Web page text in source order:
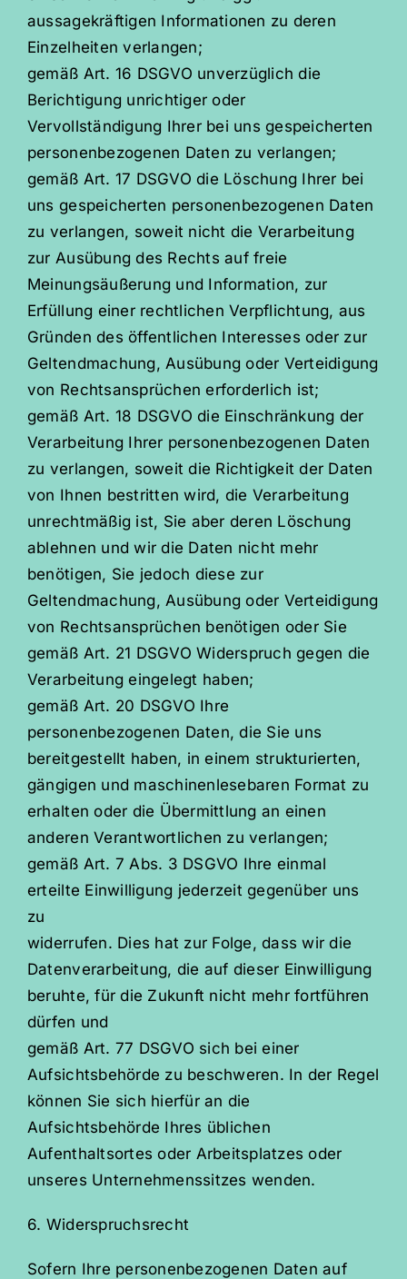
aussagekräftigen Informationen zu deren
Einzelheiten verlangen;
gemäß Art. 16 DSGVO unverzüglich die
Berichtigung unrichtiger oder
Vervollständigung Ihrer bei uns gespeicherten
personenbezogenen Daten zu verlangen;
gemäß Art. 17 DSGVO die Löschung Ihrer bei
uns gespeicherten personenbezogenen Daten
zu verlangen, soweit nicht die Verarbeitung
zur Ausübung des Rechts auf freie
Meinungsäußerung und Information, zur
Erfüllung einer rechtlichen Verpflichtung, aus
Gründen des öffentlichen Interesses oder zur
Geltendmachung, Ausübung oder Verteidigung
von Rechtsansprüchen erforderlich ist;
gemäß Art. 18 DSGVO die Einschränkung der
Verarbeitung Ihrer personenbezogenen Daten
zu verlangen, soweit die Richtigkeit der Daten
von Ihnen bestritten wird, die Verarbeitung
unrechtmäßig ist, Sie aber deren Löschung
ablehnen und wir die Daten nicht mehr
benötigen, Sie jedoch diese zur
Geltendmachung, Ausübung oder Verteidigung
von Rechtsansprüchen benötigen oder Sie
gemäß Art. 21 DSGVO Widerspruch gegen die
Verarbeitung eingelegt haben;
gemäß Art. 20 DSGVO Ihre
personenbezogenen Daten, die Sie uns
bereitgestellt haben, in einem strukturierten,
gängigen und maschinenlesebaren Format zu
erhalten oder die Übermittlung an einen
anderen Verantwortlichen zu verlangen;
gemäß Art. 7 Abs. 3 DSGVO Ihre einmal
erteilte Einwilligung jederzeit gegenüber uns
zu
widerrufen. Dies hat zur Folge, dass wir die
Datenverarbeitung, die auf dieser Einwilligung
beruhte, für die Zukunft nicht mehr fortführen
dürfen und
gemäß Art. 77 DSGVO sich bei einer
Aufsichtsbehörde zu beschweren. In der Regel
können Sie sich hierfür an die
Aufsichtsbehörde Ihres üblichen
Aufenthaltsortes oder Arbeitsplatzes oder
unseres Unternehmenssitzes wenden.
6. Widerspruchsrecht
Sofern Ihre personenbezogenen Daten auf